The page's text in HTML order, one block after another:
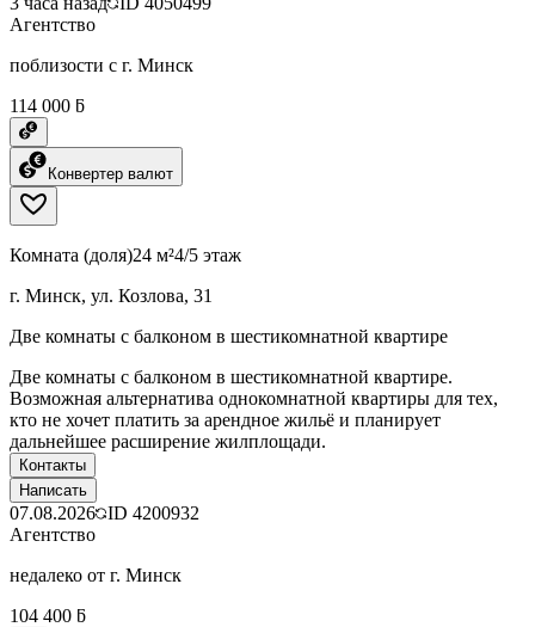
Агентство
поблизости с г. Минск
114 000 ƃ
Конвертер валют
Комната (доля)24 м²4/5 этаж
г. Минск, ул. Козлова, 31
Две комнаты с балконом в шестикомнатной квартире
Две комнаты с балконом в шестикомнатной квартире.
Возможная альтернатива однокомнатной квартиры для тех,
кто не хочет платить за арендное жильё и планирует
дальнейшее расширение жилплощади.
Контакты
Написать
07.08.2026 ID 4200932
Агентство
недалеко от г. Минск
104 400 ƃ